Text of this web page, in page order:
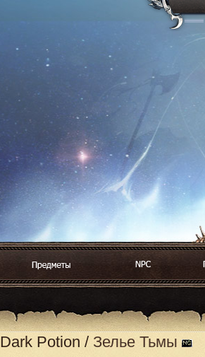
Dark Potion / Зелье Тьмы